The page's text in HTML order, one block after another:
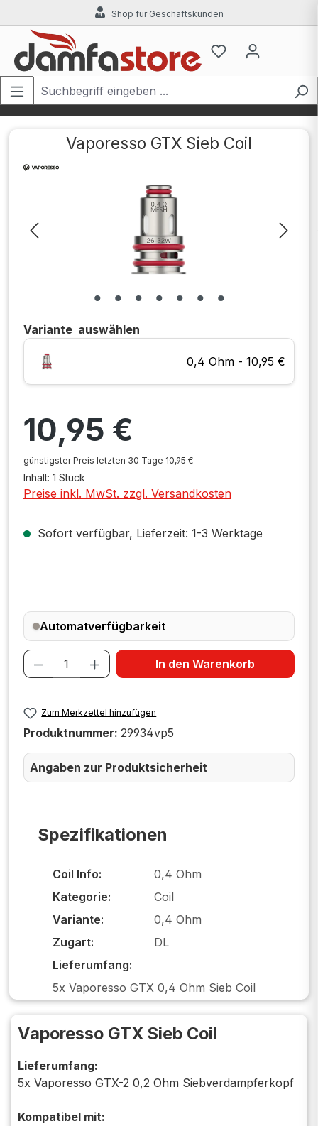
Zum Hauptinhalt springenShop für Geschäftskunden
Vaporesso GTX Sieb Coil
Bildergalerie überspringen
Spezifikationen
Coil Info:
0,4 Ohm
Kategorie:
Coil
Variante:
0,4 Ohm
Zugart:
DL
Lieferumfang:
5x Vaporesso GTX 0,4 Ohm Sieb Coil
Variante auswählen
0,4 Ohm - 10,95 €
10,95 €
günstigster Preis letzten 30 Tage 10,95 €
Inhalt: 1 Stück
Preise inkl. MwSt. zzgl. Versandkosten
Sofort verfügbar, Lieferzeit: 1-3 Werktage
Automatverfügbarkeit
Produkt Anzahl: Gib den
In den Warenkorb
Zum Merkzettel hinzufügen
Produktnummer: 29934vp5
Angaben zur Produktsicherheit
Vaporesso GTX Sieb Coil
Lieferumfang:
5x Vaporesso GTX-2 0,2 Ohm Siebverdampferkopf
Kompatibel mit: